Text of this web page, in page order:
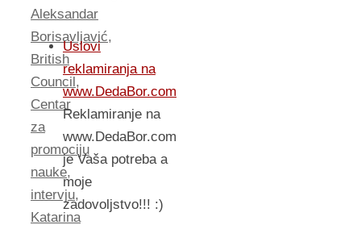
Aleksandar
Borisavljavić,
British
Council,
Centar
za
promociju
nauke,
intervju,
Katarina
Uslovi
reklamiranja na
www.DedaBor.com
Reklamiranje na
www.DedaBor.com
je Vaša potreba a
moje
zadovoljstvo!!! :)